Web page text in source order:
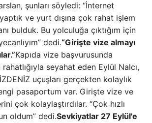
şunları söyledi: “İnternet
ve yurt dışına çok rahat işlem
bulduk. Bu yolculuğa çıktığım için
dedi.“Girişte vize almayı
Kapıda vize başvurusunda
seyahat eden Eylül Nalcı,
uçuşları gerçekten kolaylık
pasaportum var. Girişte vize ve
çok kolaylaştırdılar. “Çok hızlı
oldum” dedi.Sevkiyatlar 27 Eylül'e